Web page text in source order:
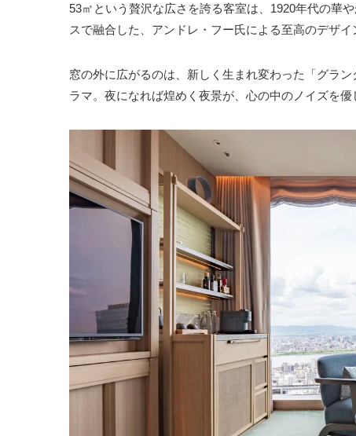
53㎡という贅沢な広さを誇る客室は、1920年代の華
スで融合した、アンドレ・フー氏による至高のデザイ
窓の外に広がるのは、新しく生まれ変わった「グラ
ラマ。夜になれば煌めく夜景が、心の中のノイズを優